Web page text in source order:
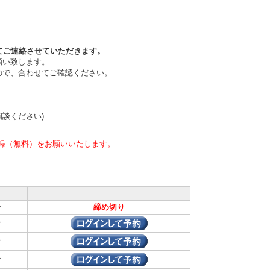
連絡させていただきます。
致します。
、合わせてご確認ください。
ください)
無料）をお願いいたします。
締め切り